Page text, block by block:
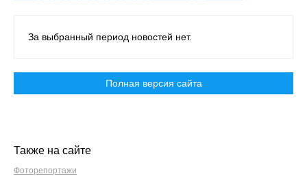
За выбранный период новостей нет.
Полная версия сайта
Также на сайте
Фоторепортажи